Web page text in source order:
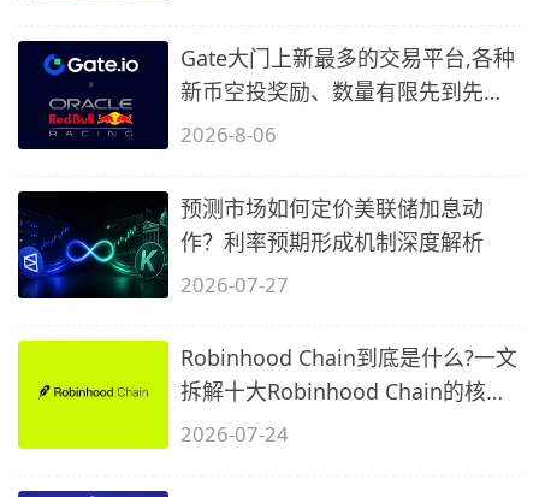
Gate大门上新最多的交易平台,各种
新币空投奖励、数量有限先到先
得…
2026-8-06
预测市场如何定价美联储加息动
作？利率预期形成机制深度解析
2026-07-27
Robinhood Chain到底是什么?一文
拆解十大Robinhood Chain的核心
问题
2026-07-24